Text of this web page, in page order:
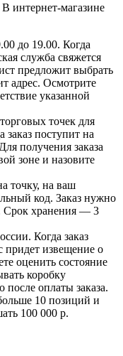
интернет-магазине
до 19.00. Когда
служба свяжется
предложит выбрать
адрес. Осмотрите
указанной
точек для
заказ поступит на
получения заказа
зоне и назовите
точку, на ваш
код. Заказ нужно
Срок хранения — 3
Когда заказ
придет извещение о
оценить состояние
коробку
после оплаты заказа.
10 позиций и
100 000 р.